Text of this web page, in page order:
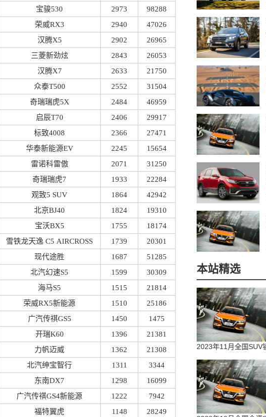
宝骏530 2973
98288
荣威RX3 2940
47026
汉腾X5 2902
26965
三菱新劲炫 2843
26053
汉腾X7 2633
21750
众泰T500 2552
31504
奇瑞瑞虎5X 2484
46959
启辰T70 2406
29917
标致4008 2366
27471
华泰新能源EV 2245
15654
雷诺科雷傲 2071
31250
奇瑞瑞虎7 1933
22284
观致5 SUV 1864
42942
北京BJ40 1824
19310
宝沃BX5 1755
18174
雪铁龙天逸 C5 AIRCROSS 1739
20301
现代途胜 1687
51285
北汽幻速S5 1599
30309
海马S5 1515
21814
荣威RX5新能源 1510
25186
广汽传祺GS5 1450
1475
开瑞K60 1396
21381
力帆迈威 1362
21308
北汽绅宝智行 1311
3344
东南DX7 1298
16099
广汽传祺GS4新能源 1222
7942
福特翼虎 1148
28249
本站精选